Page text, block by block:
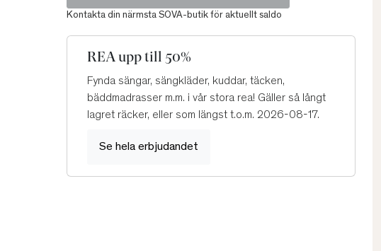
Kontakta din närmsta SOVA-butik för aktuellt saldo
REA upp till 50%
Fynda sängar, sängkläder, kuddar, täcken,
bäddmadrasser m.m. i vår stora rea! Gäller så långt
lagret räcker, eller som längst t.o.m. 2026-08-17.
Se hela erbjudandet